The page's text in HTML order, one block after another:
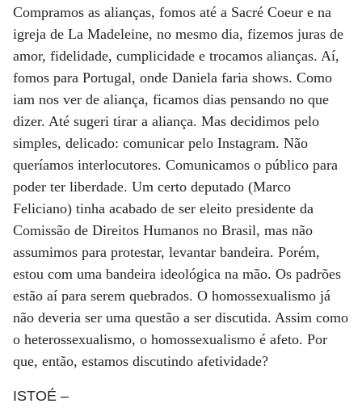
Compramos as alianças, fomos até a Sacré Coeur e na
igreja de La Madeleine, no mesmo dia, fizemos juras de
amor, fidelidade, cumplicidade e trocamos alianças. Aí,
fomos para Portugal, onde Daniela faria shows. Como
iam nos ver de aliança, ficamos dias pensando no que
dizer. Até sugeri tirar a aliança. Mas decidimos pelo
simples, delicado: comunicar pelo Instagram. Não
queríamos interlocutores. Comunicamos o público para
poder ter liberdade. Um certo deputado (Marco
Feliciano) tinha acabado de ser eleito presidente da
Comissão de Direitos Humanos no Brasil, mas não
assumimos para protestar, levantar bandeira. Porém,
estou com uma bandeira ideológica na mão. Os padrões
estão aí para serem quebrados. O homossexualismo já
não deveria ser uma questão a ser discutida. Assim como
o heterossexualismo, o homossexualismo é afeto. Por
que, então, estamos discutindo afetividade?
ISTOÉ –